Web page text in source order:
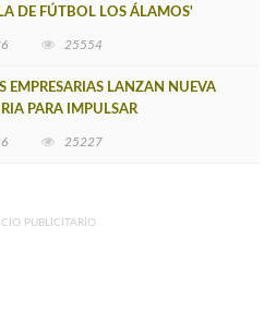
DE FÚTBOL LOS ÁLAMOS'
25554
EMPRESARIAS LANZAN NUEVA
PARA IMPULSAR
25227
PUBLICITARIO